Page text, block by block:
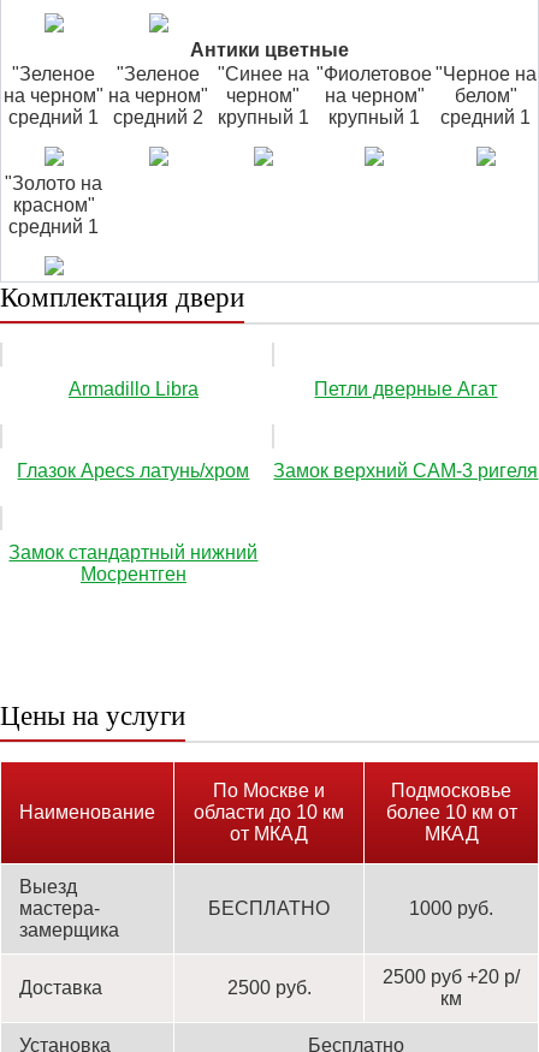
Антики цветные
"Зеленое
на черном"
средний 1
"Зеленое
на черном"
средний 2
"Синее на
черном"
крупный 1
"Фиолетовое
на черном"
крупный 1
"Черное на
белом"
средний 1
"Золото на
красном"
средний 1
Комплектация двери
Аrmadillo Libra Петли дверные Агат
Глазок Apecs латунь/хром Замок верхний САМ-3 ригеля
Замок стандартный нижний
Мосрентген
Цены на услуги
Наименование
По Москве и
области до 10 км
от МКАД
Подмосковье
более 10 км от
МКАД
Выезд
мастера-
замерщика
БЕСПЛАТНО 1000 руб.
Доставка 2500 руб.
2500 руб +20 р/
км
Установка Бесплатно